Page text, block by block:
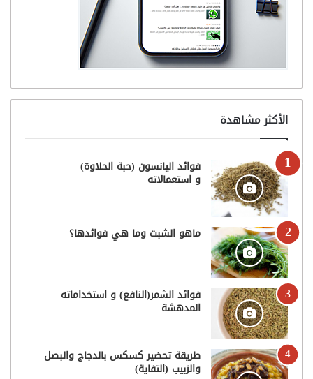
الأكثر مشاهدة
فوائد اليانسون (حبة الحلاوة)
و استعمالاته
ماهو الشبت وما هي فوائدها؟
فوائد الشمر(النافع) و استخداماته
المدهشة
طريقة تحضير كسكس بالدجاج والبصل
والزبيب (التفاية)